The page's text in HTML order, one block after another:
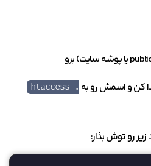
کن و اسمش رو به
.htaccess-
زیر رو توش بذار: